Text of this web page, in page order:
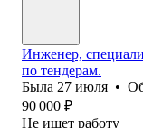
Инженер,
по тендерам.
Была 27 июля •
90 000 ₽
Не ищет работу